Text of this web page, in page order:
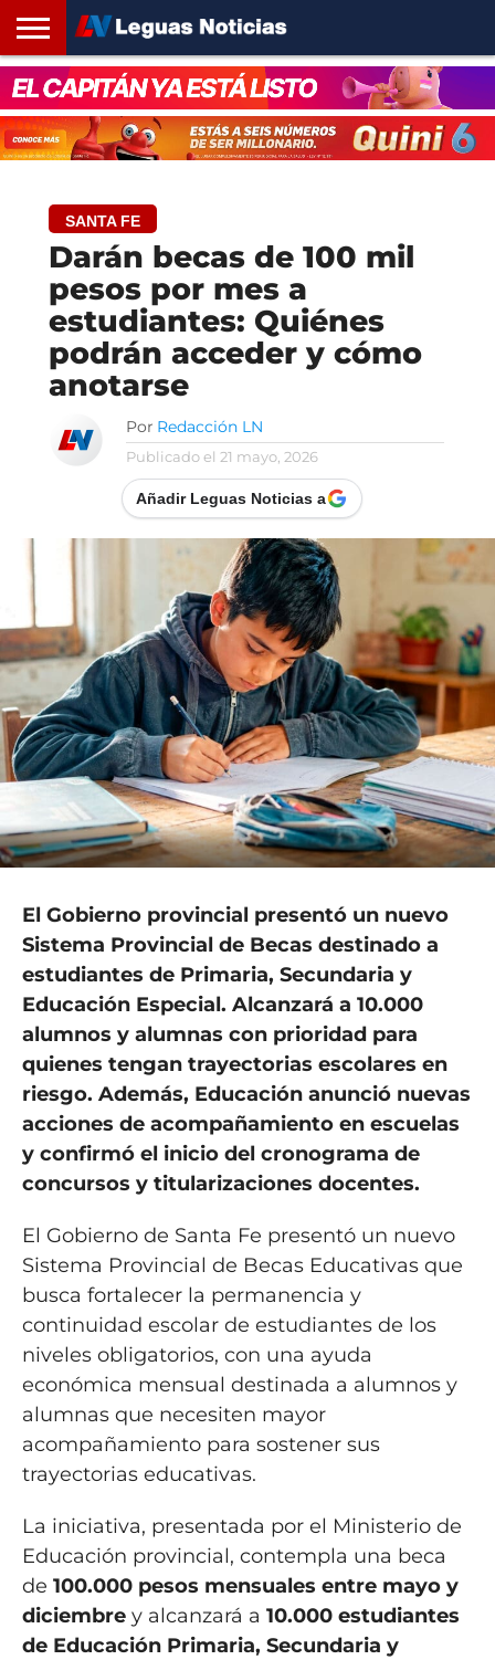
INICIO
SANTA
FE
ROSARIO24
REGIONES
ARGENTINA
OPINIÓN
CONTACTO
SANTA FE
Darán becas de 100 mil
pesos por mes a
estudiantes: Quiénes
podrán acceder y cómo
anotarse
Por Redacción LN
Publicado el 21 mayo, 2026
Añadir Leguas Noticias a
El Gobierno provincial presentó un nuevo
Sistema Provincial de Becas destinado a
estudiantes de Primaria, Secundaria y
Educación Especial. Alcanzará a 10.000
alumnos y alumnas con prioridad para
quienes tengan trayectorias escolares en
riesgo. Además, Educación anunció nuevas
acciones de acompañamiento en escuelas
y confirmó el inicio del cronograma de
concursos y titularizaciones docentes.
El Gobierno de Santa Fe presentó un nuevo
Sistema Provincial de Becas Educativas que
busca fortalecer la permanencia y
continuidad escolar de estudiantes de los
niveles obligatorios, con una ayuda
económica mensual destinada a alumnos y
alumnas que necesiten mayor
acompañamiento para sostener sus
trayectorias educativas.
La iniciativa, presentada por el Ministerio de
Educación provincial, contempla una beca
de 100.000 pesos mensuales entre mayo y
diciembrey alcanzará a 10.000 estudiantes
de Educación Primaria, Secundaria y